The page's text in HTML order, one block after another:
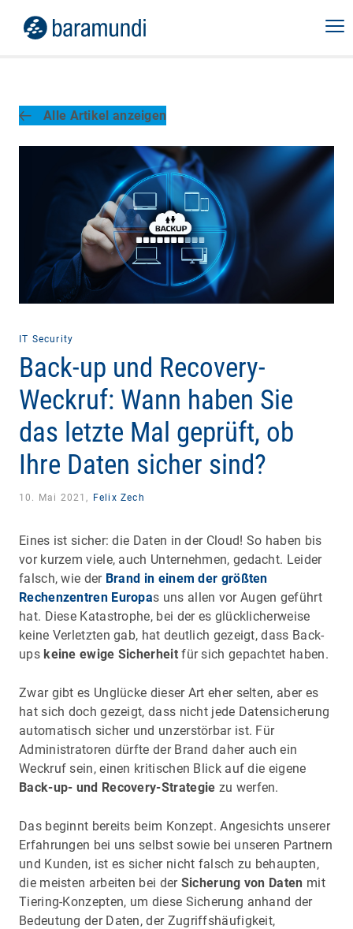
Alle Artikel anzeigen
IT Security
Back-up und Recovery-
Weckruf: Wann haben Sie
das letzte Mal geprüft, ob
Ihre Daten sicher sind?
10. Mai 2021, Felix Zech
Eines ist sicher: die Daten in der Cloud! So haben bis
vor kurzem viele, auch Unternehmen, gedacht. Leider
falsch, wie der Brand in einem der größten
Rechenzentren Europas uns allen vor Augen geführt
hat. Diese Katastrophe, bei der es glücklicherweise
keine Verletzten gab, hat deutlich gezeigt, dass Back-
ups keine ewige Sicherheitfür sich gepachtet haben.
Zwar gibt es Unglücke dieser Art eher selten, aber es
hat sich doch gezeigt, dass nicht jede Datensicherung
automatisch sicher und unzerstörbar ist. Für
Administratoren dürfte der Brand daher auch ein
Weckruf sein, einen kritischen Blick auf die eigene
Back-up- und Recovery-Strategie zu werfen.
Das beginnt bereits beim Konzept. Angesichts unserer
Erfahrungen bei uns selbst sowie bei unseren Partnern
und Kunden, ist es sicher nicht falsch zu behaupten,
die meisten arbeiten bei der Sicherung von Daten mit
Tiering-Konzepten, um diese Sicherung anhand der
Bedeutung der Daten, der Zugriffshäufigkeit,